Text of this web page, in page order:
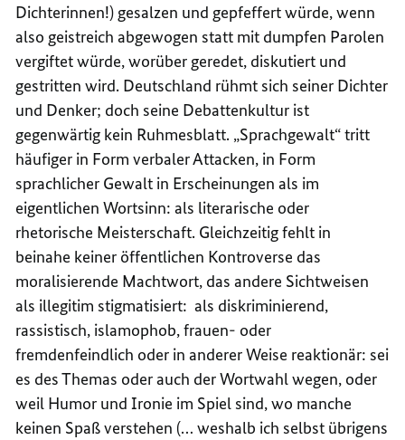
Dichterinnen!) gesalzen und gepfeffert würde, wenn
also geistreich abgewogen statt mit dumpfen Parolen
vergiftet würde, worüber geredet, diskutiert und
gestritten wird. Deutschland rühmt sich seiner Dichter
und Denker; doch seine Debattenkultur ist
gegenwärtig kein Ruhmesblatt. „Sprachgewalt“ tritt
häufiger in Form verbaler Attacken, in Form
sprachlicher Gewalt in Erscheinungen als im
eigentlichen Wortsinn: als literarische oder
rhetorische Meisterschaft. Gleichzeitig fehlt in
beinahe keiner öffentlichen Kontroverse das
moralisierende Machtwort, das andere Sichtweisen
als illegitim stigmatisiert: als diskriminierend,
rassistisch, islamophob, frauen- oder
fremdenfeindlich oder in anderer Weise reaktionär: sei
es des Themas oder auch der Wortwahl wegen, oder
weil Humor und Ironie im Spiel sind, wo manche
keinen Spaß verstehen (… weshalb ich selbst übrigens